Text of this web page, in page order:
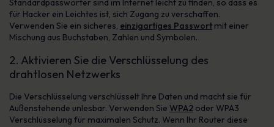
Standardpasswörter sind im Internet leicht zu finden, so dass es
für Hacker ein Leichtes ist, sich Zugang zu verschaffen.
Verwenden Sie ein sicheres, einzigartiges Passwort mit einer
Mischung aus Buchstaben, Zahlen und Symbolen.
2. Aktivieren Sie die Verschlüsselung des
drahtlosen Netzwerks
Die Verschlüsselung verschlüsselt Ihre Daten und macht sie für
Außenstehende unlesbar. Verwenden Sie WPA2 oder WPA3
Verschlüsselung für maximalen Schutz. Wenn Ihr Router diese